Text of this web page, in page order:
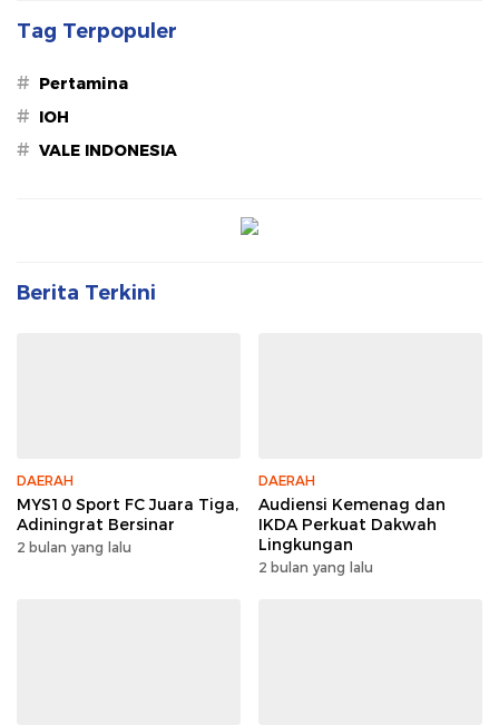
Tag Terpopuler
# Pertamina
# IOH
# VALE INDONESIA
Berita Terkini
DAERAH
MYS10 Sport FC Juara Tiga,
Adiningrat Bersinar
2 bulan yang lalu
DAERAH
Audiensi Kemenag dan
IKDA Perkuat Dakwah
Lingkungan
2 bulan yang lalu